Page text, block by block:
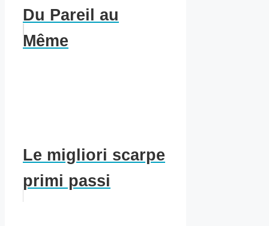
Du Pareil au
Même
Le migliori scarpe
primi passi